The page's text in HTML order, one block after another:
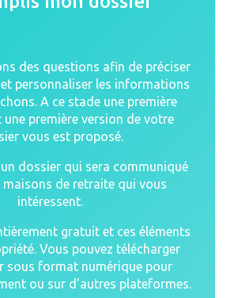
des questions afin de préciser
personnaliser les informations
A ce stade une première
première version de votre
vous est proposé.
dossier qui sera communiqué
maisons de retraite qui vous
intéressent.
gratuit et ces éléments
Vous pouvez télécharger
sous format numérique pour
ou sur d'autres plateformes.